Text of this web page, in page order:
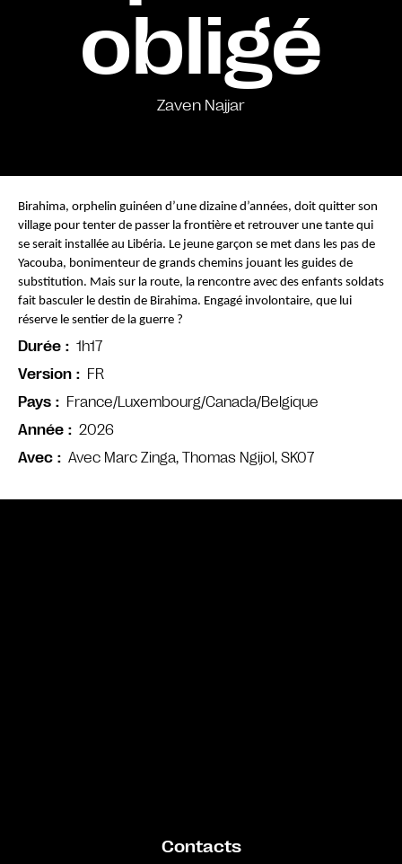
obligé
Zaven Najjar
Avec Avec Marc Zinga, Thomas Ngijol, SK07
Birahima, orphelin guinéen d’une dizaine d’années, doit quitter son
village pour tenter de passer la frontière et retrouver une tante qui
se serait installée au Libéria. Le jeune garçon se met dans les pas de
Yacouba, bonimenteur de grands chemins jouant les guides de
substitution. Mais sur la route, la rencontre avec des enfants soldats
fait basculer le destin de Birahima. Engagé involontaire, que lui
réserve le sentier de la guerre ?
Durée
1h17
Version
FR
Pays
France/Luxembourg/Canada/Belgique
Année
2026
Contacts